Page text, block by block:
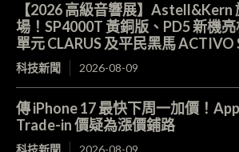
【2026 高級音響展】Astell&Kern
場！SP4000T 黃銅版、PD5 新機
單元 CLARUS 及平民黑馬 ACTIVO
科技新聞 2026-08-09
傳 iPhone 17 最快下周一加價！
Trade-in 價疑為漲價鋪路
科技新聞 2026-08-09